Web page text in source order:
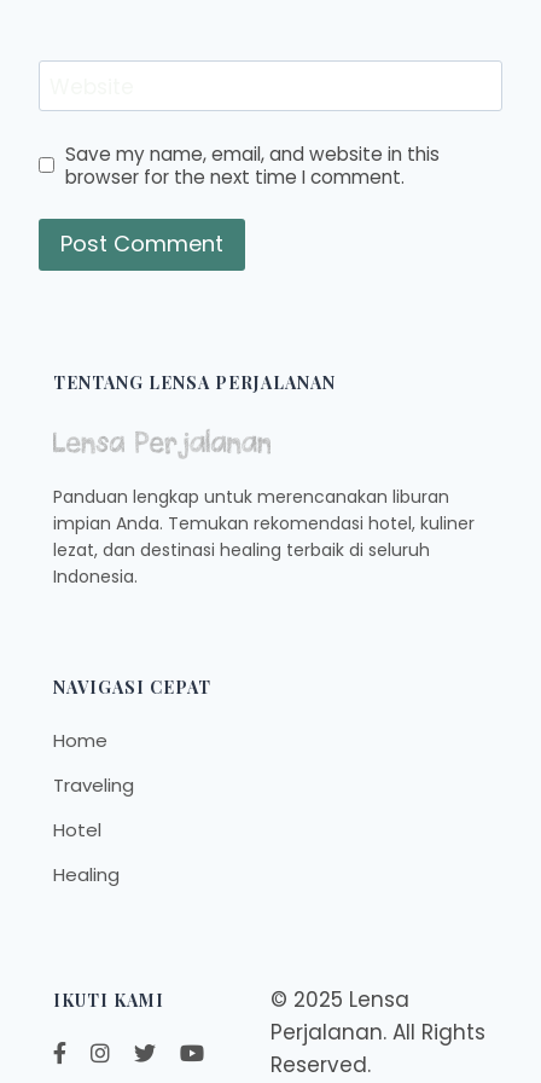
Save my name, email, and website in this
browser for the next time I comment.
TENTANG LENSA PERJALANAN
Panduan lengkap untuk merencanakan liburan
impian Anda. Temukan rekomendasi hotel, kuliner
lezat, dan destinasi healing terbaik di seluruh
Indonesia.
NAVIGASI CEPAT
Home
Traveling
Hotel
Healing
IKUTI KAMI
© 2025 Lensa
Perjalanan. All Rights
Reserved.